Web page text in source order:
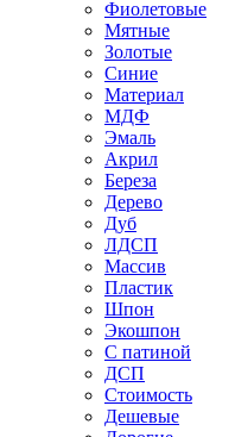
Фиолетовые
Мятные
Золотые
Синие
Материал
МДФ
Эмаль
Акрил
Береза
Дерево
Дуб
ЛДСП
Массив
Пластик
Шпон
Экошпон
С патиной
ДСП
Стоимость
Дешевые